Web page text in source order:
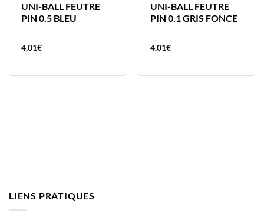
UNI-BALL FEUTRE
PIN 0.5 BLEU
4,01€
UNI-BALL FEUTRE
PIN 0.1 GRIS FONCE
4,01€
LIENS PRATIQUES